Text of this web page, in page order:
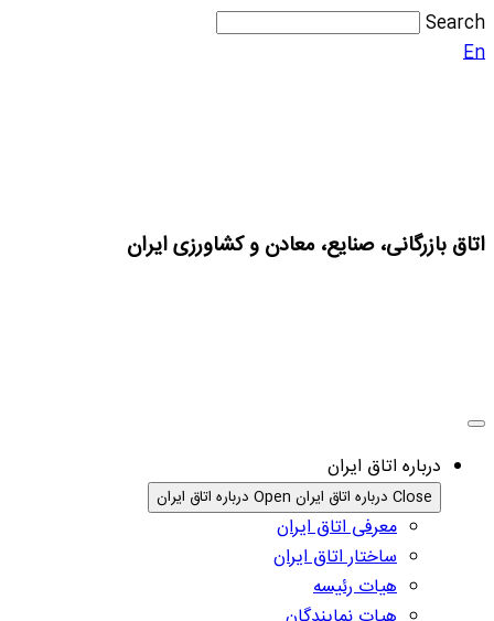
Search
En
اتاق بازرگانی، صنایع، معادن و کشاورزی ایران
درباره اتاق ایران
Close درباره اتاق ایران Open درباره اتاق ایران
معرفی اتاق ایران
ساختار اتاق ایران
هیات رئیسه